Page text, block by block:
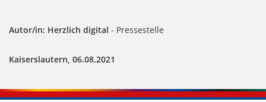
Autor/in: Herzlich digital - Pressestelle
Kaiserslautern, 06.08.2021